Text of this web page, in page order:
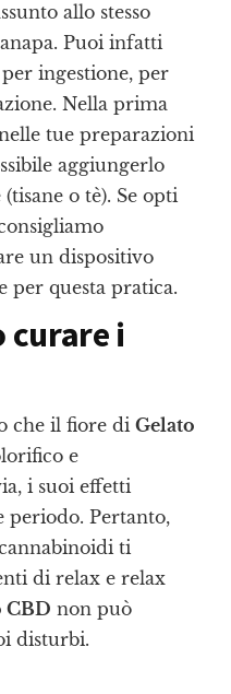
allo stesso
Puoi infatti
ingestione, per
Nella prima
tue preparazioni
aggiungerlo
o tè). Se opti
un dispositivo
per questa pratica.
curare i
che il fiore diGelato
e
i suoi effetti
periodo. Pertanto,
ti
di relax e relax
CBD non può
disturbi.